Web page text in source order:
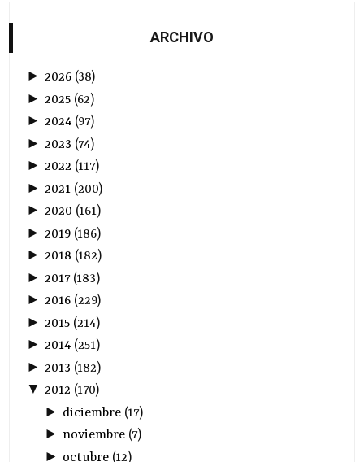
ARCHIVO
►2026 (38)
► 2025 (62)
►2024 (97)
► 2023 (74)
►2022 (117)
► 2021 (200)
►2020 (161)
► 2019 (186)
►2018 (182)
► 2017(183)
►2016 (229)
► 2015 (214)
►2014 (251)
► 2013 (182)
▼2012 (170)
► diciembre(17)
► noviembre(7)
► octubre(12)